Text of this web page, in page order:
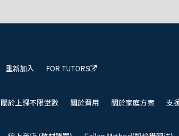
重新加入 FOR TUTORS
關於上課不限堂數 關於費用 關於家庭方案 支